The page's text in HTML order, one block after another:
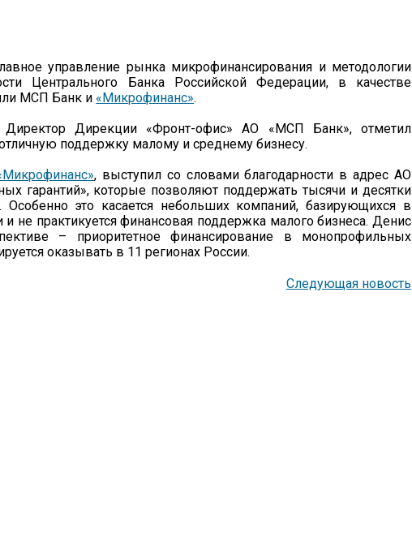
управление рынка микрофинансирования и методологии
Центрального Банка Российской Федерации, в качестве
МСП Банк и «Микрофинанс».
Дирекции «Фронт-офис» АО «МСП Банк», отметил
поддержку малому и среднему бизнесу.
, выступил со словами благодарности в адрес АО
гарантий», которые позволяют поддержать тысячи и десятки
это касается небольших компаний, базирующихся в
не практикуется финансовая поддержка малого бизнеса. Денис
– приоритетное финансирование в монопрофильных
оказывать в 11 регионах России.
Следующая новость